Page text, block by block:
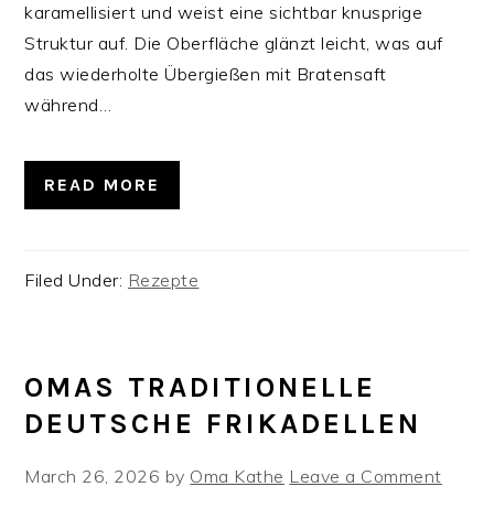
karamellisiert und weist eine sichtbar knusprige
Struktur auf. Die Oberfläche glänzt leicht, was auf
das wiederholte Übergießen mit Bratensaft
während…
READ MORE
Filed Under: Rezepte
OMAS TRADITIONELLE
DEUTSCHE FRIKADELLEN
March 26, 2026 by Oma Kathe Leave a Comment